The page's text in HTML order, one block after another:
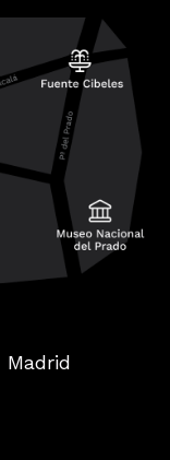
Madrid